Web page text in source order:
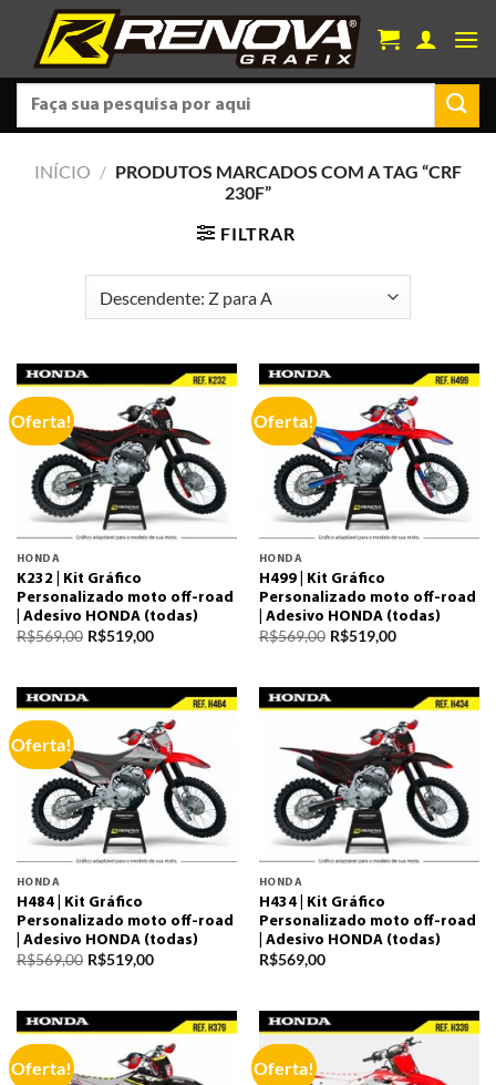
content
Pesquisar
INÍCIO / PRODUTOS MARCADOS COM A TAG “CRF
230F”
FILTRAR
Oferta!
HONDA
K232 | Kit Gráfico
Personalizado moto off-road
| Adesivo HONDA (todas)
R$569,00 R$519,00
Oferta!
HONDA
H499 | Kit Gráfico
Personalizado moto off-road
| Adesivo HONDA (todas)
R$569,00 R$519,00
Oferta!
HONDA
H484 | Kit Gráfico
Personalizado moto off-road
| Adesivo HONDA (todas)
R$569,00 R$519,00
HONDA
H434 | Kit Gráfico
Personalizado moto off-road
| Adesivo HONDA (todas)
R$569,00
Oferta! Oferta!